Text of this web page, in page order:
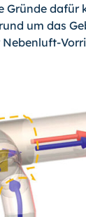
Gründe dafür
um das